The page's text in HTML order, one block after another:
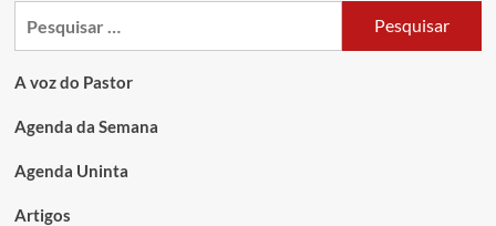
A voz do Pastor
Agenda da Semana
Agenda Uninta
Artigos